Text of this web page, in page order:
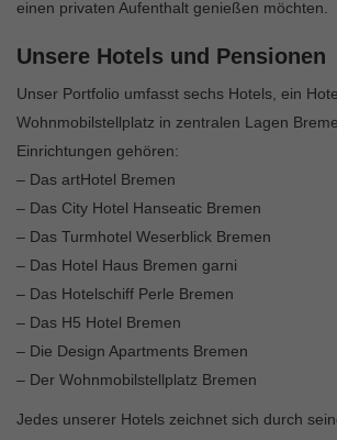
einen privaten Aufenthalt genießen möchten.
Unsere Hotels und Pensionen
Unser Portfolio umfasst sechs Hotels, ein
Wohnmobilstellplatz in zentralen Lagen
Einrichtungen gehören:
– Das artHotel Bremen
– Das City Hotel Hanseatic Bremen
– Das Turmhotel Weserblick Bremen
– Das Hotel Haus Bremen garni
– Das Hotelschiff Perle Bremen
– Das H5 Hotel Bremen
– Die Design Apartments Bremen
– Der Wohnmobilstellplatz Bremen
Jedes unserer Hotels zeichnet sich durch